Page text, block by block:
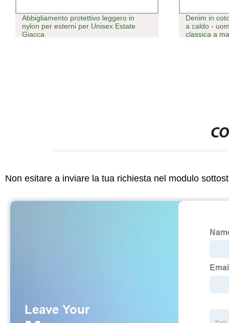
Abbigliamento protettivo leggero in
nylon per esterni per Unisex Estate
Giacca
Denim in
a caldo -
classica a
Non esitare a inviare la tua richiesta nel modulo